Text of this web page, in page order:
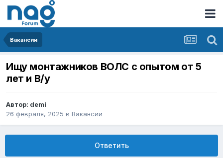
Вакансии
Ищу монтажников ВОЛС с опытом от 5
лет и В/у
Автор: demi
26 февраля, 2025 в Вакансии
Ответить